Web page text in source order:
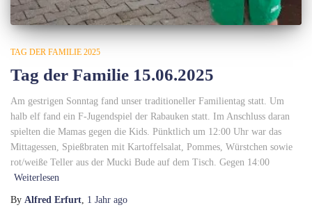
TAG DER FAMILIE 2025
Tag der Familie 15.06.2025
Am gestrigen Sonntag fand unser traditioneller Familientag statt. Um
halb elf fand ein F-Jugendspiel der Rabauken statt. Im Anschluss daran
spielten die Mamas gegen die Kids. Pünktlich um 12:00 Uhr war das
Mittagessen, Spießbraten mit Kartoffelsalat, Pommes, Würstchen sowie
rot/weiße Teller aus der Mucki Bude auf dem Tisch. Gegen 14:00
Weiterlesen
By Alfred Erfurt 1 Jahr ago